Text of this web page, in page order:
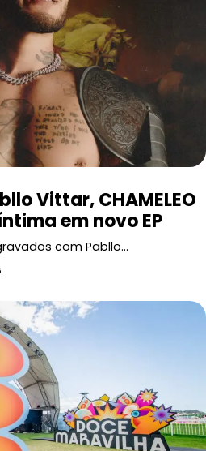
Vittar, CHAMELEO
em novo EP
com Pabllo…